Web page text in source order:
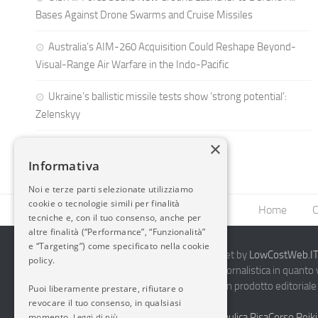
Bases Against Drone Swarms and Cruise Missiles
Australia’s AIM-260 Acquisition Could Reshape Beyond-
Visual-Range Air Warfare in the Indo-Pacific
Ukraine’s ballistic missile tests show ‘strong potential’:
Zelenskyy
Home
2014-2026 AvioBlog - Creazione Siti Internet by
Questo blog non rappresenta una testata giornalistica in
periodicità. Non può pertanto considerarsi un prodotto
7.03.2001.Disclaimer Completo
×
Informativa
Noi e terze parti selezionate utilizziamo
cookie o tecnologie simili per finalità
tecniche e, con il tuo consenso, anche per
altre finalità (“Performance”, “Funzionalità”
e “Targeting”) come specificato nella cookie
policy.
Puoi liberamente prestare, rifiutare o
revocare il tuo consenso, in qualsiasi